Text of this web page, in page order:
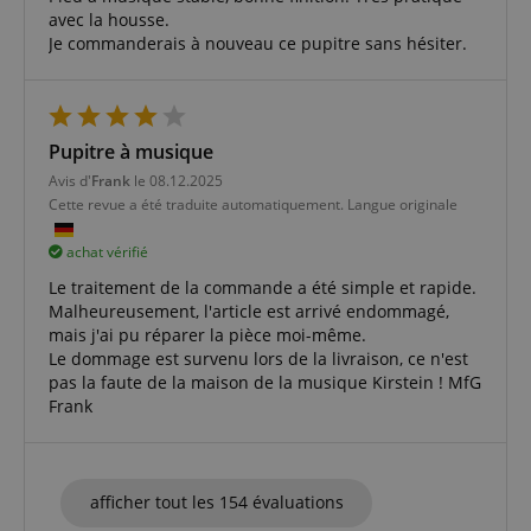
avec la housse.
Je commanderais à nouveau ce pupitre sans hésiter.
Pupitre à musique
Avis d'Frank le 08.12.2025
Cette revue a été traduite automatiquement. Langue originale
achat vérifié
Le traitement de la commande a été simple et rapide.
Malheureusement, l'article est arrivé endommagé,
mais j'ai pu réparer la pièce moi-même.
Le dommage est survenu lors de la livraison, ce n'est
pas la faute de la maison de la musique Kirstein ! MfG
Frank
afficher tout les 154 évaluations
comptes. Le site Web ne peut pas être utilisé
correctement sans les cookies strictement
nécessaires.
CookieScriptConsent
CrossDomainCookieScriptConsent_389